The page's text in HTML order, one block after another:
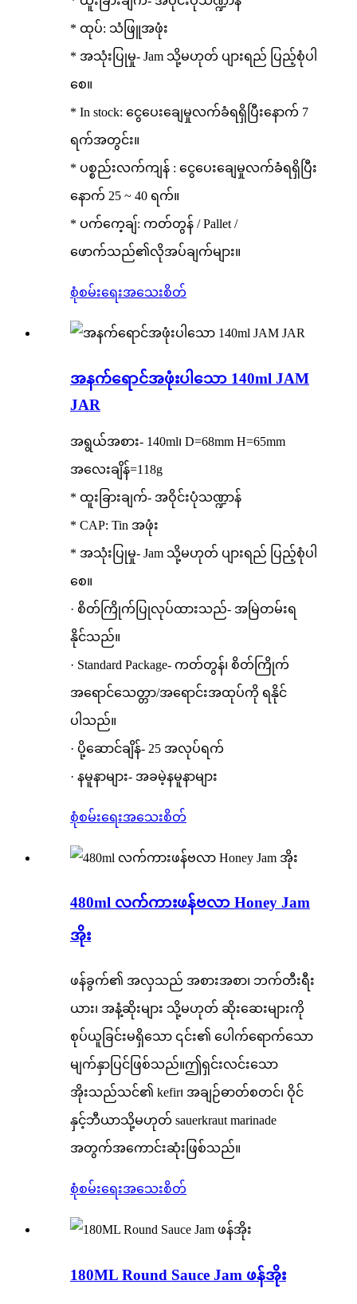
* ထုပ်: သံဖြူအဖုံး
* အသုံးပြုမှု- Jam သို့မဟုတ် ပျားရည် ပြည့်စုံပါ
စေ။
* In stock: ငွေပေးချေမှုလက်ခံရရှိပြီးနောက် 7
ရက်အတွင်း။
* ပစ္စည်းလက်ကျန် : ငွေပေးချေမှုလက်ခံရရှိပြီး
နောက် 25 ~ 40 ရက်။
* ပက်ကေ့ချ်: ကတ်တွန် / Pallet /
ဖောက်သည်၏လိုအပ်ချက်များ။
စုံစမ်းရေးအသေးစိတ်
အနက်ရောင်အဖုံးပါသော 140ml JAM
JAR
အရွယ်အစား- 140ml၊ D=68mm H=65mm
အလေးချိန်=118g
* ထူးခြားချက်- အဝိုင်းပုံသဏ္ဍာန်
* CAP: Tin အဖုံး
* အသုံးပြုမှု- Jam သို့မဟုတ် ပျားရည် ပြည့်စုံပါ
စေ။
· စိတ်ကြိုက်ပြုလုပ်ထားသည်- အမြဲတမ်းရ
နိုင်သည်။
· Standard Package- ကတ်တွန်၊ စိတ်ကြိုက်
အရောင်သေတ္တာ/အရောင်းအထုပ်ကို ရနိုင်
ပါသည်။
· ပို့ဆောင်ချိန်- 25 အလုပ်ရက်
· နမူနာများ- အခမဲ့နမူနာများ
စုံစမ်းရေးအသေးစိတ်
480ml လက်ကားဖန်ဗလာ Honey Jam
အိုး
ဖန်ခွက်၏ အလှသည် အစားအစာ၊ ဘက်တီးရီး
ယား၊ အနံ့ဆိုးများ သို့မဟုတ် ဆိုးဆေးများကို
စုပ်ယူခြင်းမရှိသော ၎င်း၏ ပေါက်ရောက်သော
မျက်နှာပြင်ဖြစ်သည်။ဤရှင်းလင်းသော
အိုးသည်သင်၏ kefir၊ အချဉ်ဓာတ်စတင်၊ ဝိုင်
နှင့်ဘီယာသို့မဟုတ် sauerkraut marinade
အတွက်အကောင်းဆုံးဖြစ်သည်။
စုံစမ်းရေးအသေးစိတ်
180ML Round Sauce Jam ဖန်အိုး